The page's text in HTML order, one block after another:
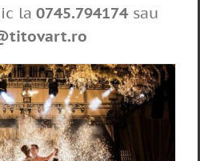
la 0745.794174sau